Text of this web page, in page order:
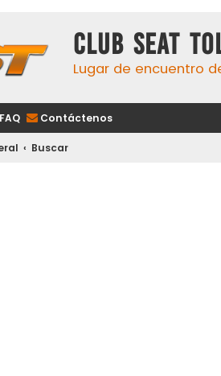
Club Seat
Lugar de encuentro
FAQ Contáctenos
Buscar